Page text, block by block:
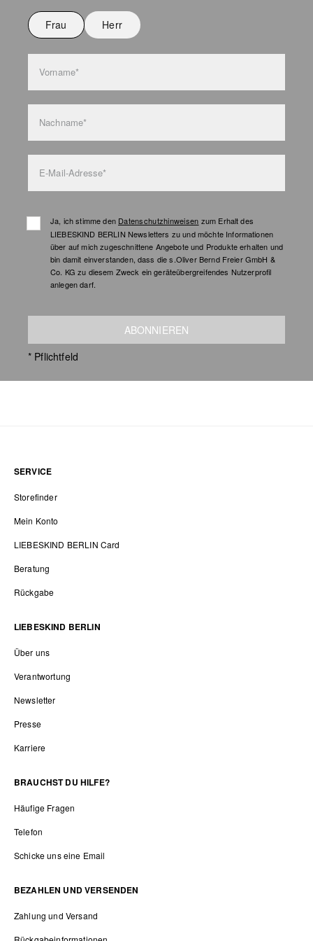
Nicht waschen
Frau Herr
Vorname*
Nachname*
E-Mail-Adresse*
Ja, ich stimme den Datenschutzhinweisen zum Erhalt des
LIEBESKIND BERLIN Newsletters zu und möchte Informationen
über auf mich zugeschnittene Angebote und Produkte erhalten und
bin damit einverstanden, dass die s.Oliver Bernd Freier GmbH &
Co. KG zu diesem Zweck ein geräteübergreifendes Nutzerprofil
anlegen darf.
ABONNIEREN
* Pflichtfeld
SERVICE
Storefinder
Mein Konto
LIEBESKIND BERLIN Card
Beratung
Rückgabe
LIEBESKIND BERLIN
Über uns
Verantwortung
Newsletter
Presse
Karriere
BRAUCHST DU HILFE?
Häufige Fragen
Telefon
Schicke uns eine Email
BEZAHLEN UND VERSENDEN
Zahlung und Versand